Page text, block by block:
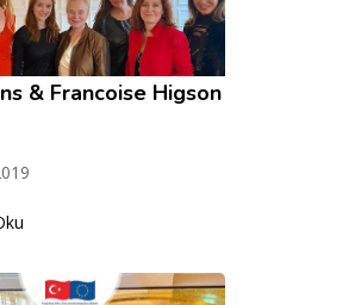
& Francoise Higson